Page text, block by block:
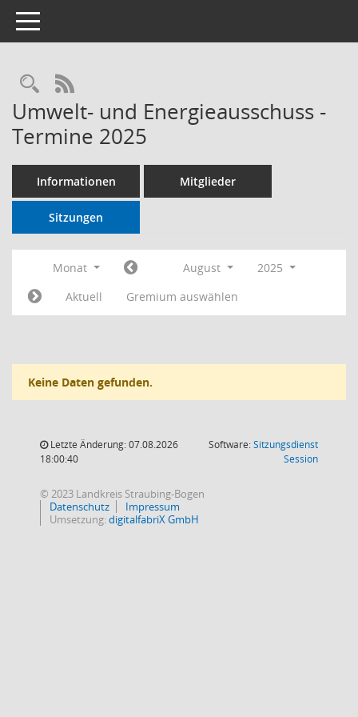
Toggle navigation
RSS-Feed
Umwelt- und Energieausschuss -
Termine 2025
Informationen Mitglieder
Sitzungen
Monat August
2025
Aktuell
Gremium auswählen
Keine Daten gefunden.
Letzte Änderung: 07.08.2026
18:00:40
Software:Sitzungsdienst
Session(Wird in
© 2023 Landkreis Straubing-Bogen
Datenschutz
Impressum
Umsetzung:digitalfabriX GmbH